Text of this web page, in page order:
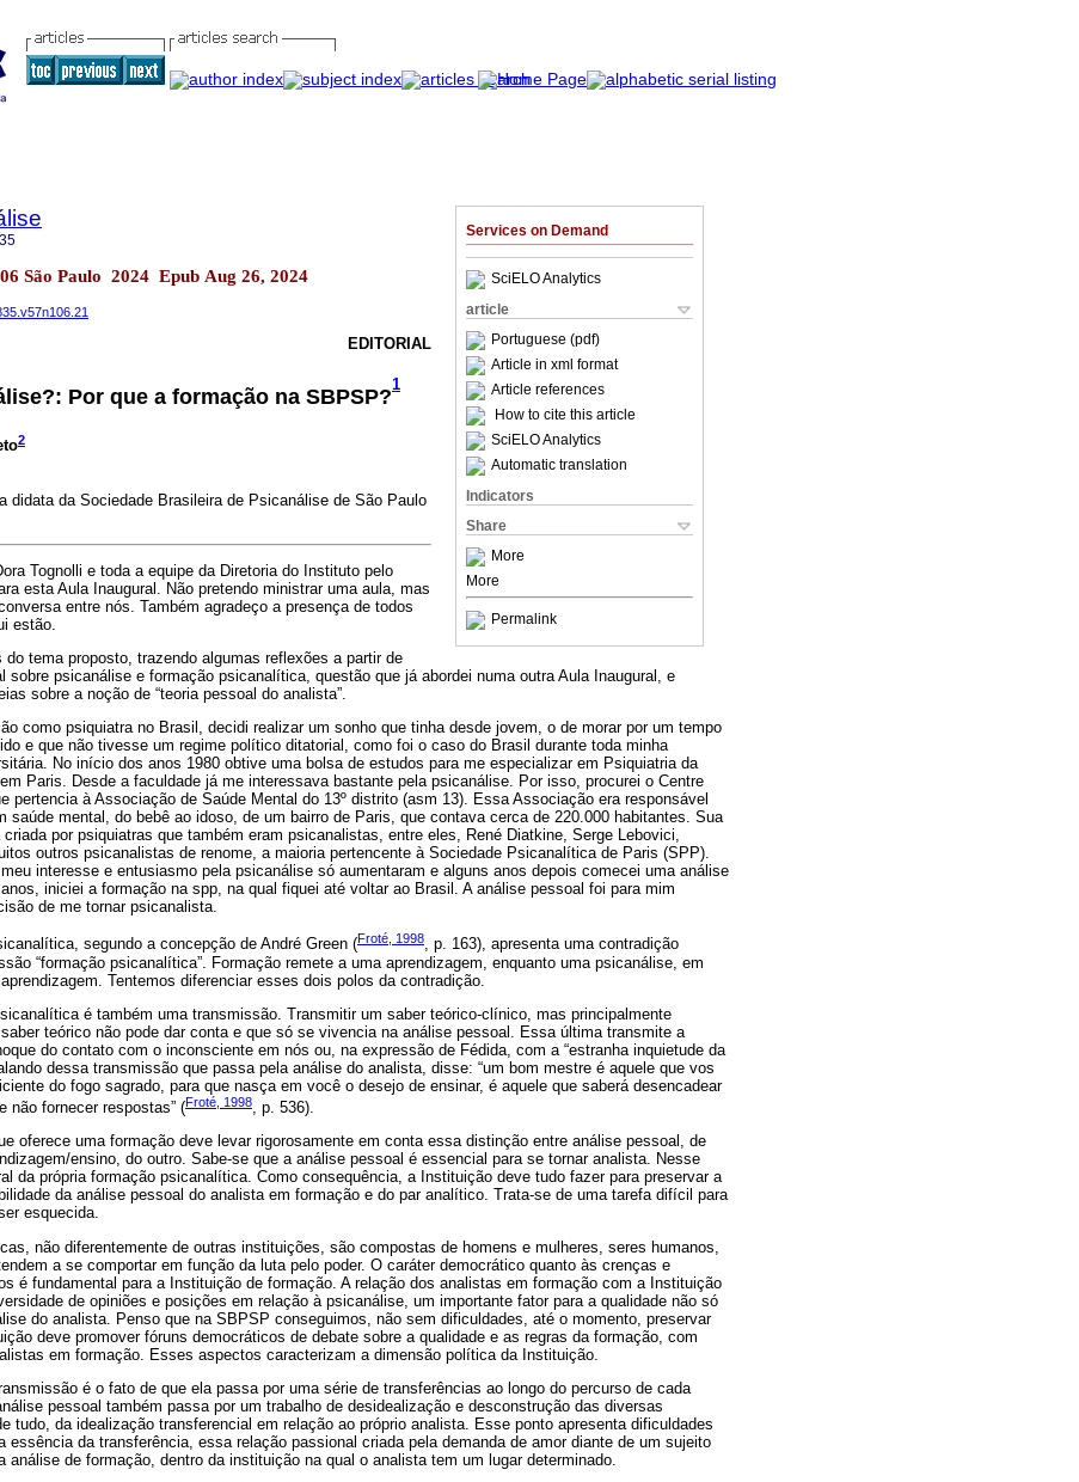
Services on Demand
SciELO Analytics
article
Portuguese (pdf)
Article in xml format
Article references
How to cite this article
SciELO Analytics
Automatic translation
Indicators
Share
More
More
Permalink
São Paulo 2024 Epub Aug 26, 2024
EDITORIAL
Por que a formação na SBPSP?
1
2
didata da Sociedade Brasileira de Psicanálise de São Paulo
Tognolli e toda a equipe da Diretoria do Instituto pelo
esta Aula Inaugural. Não pretendo ministrar uma aula, mas
entre nós. Também agradeço a presença de todos
estão.
do tema proposto, trazendo algumas reflexões a partir de
sobre psicanálise e formação psicanalítica, questão que já abordei numa outra Aula Inaugural, e
sobre a noção de “teoria pessoal do analista”.
como psiquiatra no Brasil, decidi realizar um sonho que tinha desde jovem, o de morar por um tempo
e que não tivesse um regime político ditatorial, como foi o caso do Brasil durante toda minha
No início dos anos 1980 obtive uma bolsa de estudos para me especializar em Psiquiatria da
Paris. Desde a faculdade já me interessava bastante pela psicanálise. Por isso, procurei o Centre
pertencia à Associação de Saúde Mental do 13º distrito (asm 13). Essa Associação era responsável
saúde mental, do bebê ao idoso, de um bairro de Paris, que contava cerca de 220.000 habitantes. Sua
por psiquiatras que também eram psicanalistas, entre eles, René Diatkine, Serge Lebovici,
outros psicanalistas de renome, a maioria pertencente à Sociedade Psicanalítica de Paris (SPP).
interesse e entusiasmo pela psicanálise só aumentaram e alguns anos depois comecei uma análise
iniciei a formação na spp, na qual fiquei até voltar ao Brasil. A análise pessoal foi para mim
de me tornar psicanalista.
segundo a concepção de André Green (Froté, 1998, p. 163), apresenta uma contradição
“formação psicanalítica”. Formação remete a uma aprendizagem, enquanto uma psicanálise, em
Tentemos diferenciar esses dois polos da contradição.
é também uma transmissão. Transmitir um saber teórico-clínico, mas principalmente
teórico não pode dar conta e que só se vivencia na análise pessoal. Essa última transmite a
do contato com o inconsciente em nós ou, na expressão de Fédida, com a “estranha inquietude da
dessa transmissão que passa pela análise do analista, disse: “um bom mestre é aquele que vos
do fogo sagrado, para que nasça em você o desejo de ensinar, é aquele que saberá desencadear
não fornecer respostas” (Froté, 1998, p. 536).
oferece uma formação deve levar rigorosamente em conta essa distinção entre análise pessoal, de
ensino, do outro. Sabe-se que a análise pessoal é essencial para se tornar analista. Nesse
da própria formação psicanalítica. Como consequência, a Instituição deve tudo fazer para preservar a
da análise pessoal do analista em formação e do par analítico. Trata-se de uma tarefa difícil para
esquecida.
não diferentemente de outras instituições, são compostas de homens e mulheres, seres humanos,
a se comportar em função da luta pelo poder. O caráter democrático quanto às crenças e
é fundamental para a Instituição de formação. A relação dos analistas em formação com a Instituição
de opiniões e posições em relação à psicanálise, um importante fator para a qualidade não só
do analista. Penso que na SBPSP conseguimos, não sem dificuldades, até o momento, preservar
deve promover fóruns democráticos de debate sobre a qualidade e as regras da formação, com
em formação. Esses aspectos caracterizam a dimensão política da Instituição.
é o fato de que ela passa por uma série de transferências ao longo do percurso de cada
pessoal também passa por um trabalho de desidealização e desconstrução das diversas
tudo, da idealização transferencial em relação ao próprio analista. Esse ponto apresenta dificuldades
essência da transferência, essa relação passional criada pela demanda de amor diante de um sujeito
análise de formação, dentro da instituição na qual o analista tem um lugar determinado.